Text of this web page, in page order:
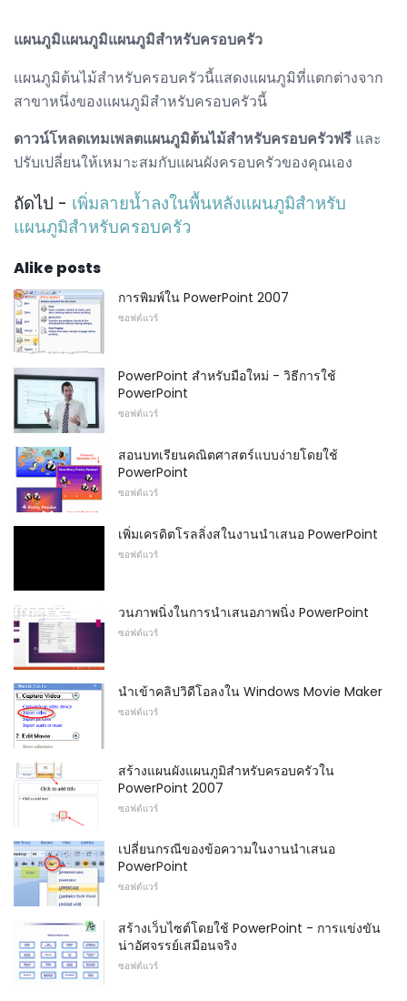
แผนภูมิแผนภูมิแผนภูมิสำหรับครอบครัว
แผนภูมิต้นไม้สำหรับครอบครัวนี้แสดงแผนภูมิที่แตกต่างจาก
สาขาหนึ่งของแผนภูมิสำหรับครอบครัวนี้
ดาวน์โหลดเทมเพลตแผนภูมิต้นไม้สำหรับครอบครัวฟรี และ
ปรับเปลี่ยนให้เหมาะสมกับแผนผังครอบครัวของคุณเอง
ถัดไป - เพิ่มลายน้ำลงในพื้นหลังแผนภูมิสำหรับ
แผนภูมิสำหรับครอบครัว
Alike posts
การพิมพ์ใน PowerPoint 2007
ซอฟต์แวร์
PowerPoint สำหรับมือใหม่ - วิธีการใช้
PowerPoint
ซอฟต์แวร์
สอนบทเรียนคณิตศาสตร์แบบง่ายโดยใช้
PowerPoint
ซอฟต์แวร์
เพิ่มเครดิตโรลลิ่งสในงานนำเสนอ PowerPoint
ซอฟต์แวร์
วนภาพนิ่งในการนำเสนอภาพนิ่ง PowerPoint
ซอฟต์แวร์
นำเข้าคลิปวิดีโอลงใน Windows Movie Maker
ซอฟต์แวร์
สร้างแผนผังแผนภูมิสำหรับครอบครัวใน
PowerPoint 2007
ซอฟต์แวร์
เปลี่ยนกรณีของข้อความในงานนำเสนอ
PowerPoint
ซอฟต์แวร์
สร้างเว็บไซต์โดยใช้ PowerPoint - การแข่งขัน
น่าอัศจรรย์เสมือนจริง
ซอฟต์แวร์